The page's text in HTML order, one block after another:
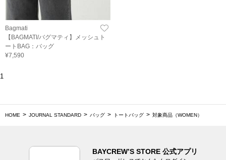
Bagmati
【BAGMATI/バグマティ】メッシュト
ートBAG：バッグ
¥7,590
1
HOME JOURNAL STANDARD バッグ トートバッグ 対象商品（WOMEN）
BAYCREW’S STORE 公式アプリ